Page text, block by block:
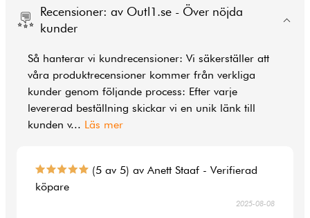
Recensioner: av Outl1.se - Över nöjda
kunder
Så hanterar vi kundrecensioner: Vi säkerställer att
våra produktrecensioner kommer från verkliga
kunder genom följande process: Efter varje
levererad beställning skickar vi en unik länk till
kunden v... Läs mer
(5 av 5) av Anett Staaf - Verifierad
köpare
2025-08-08